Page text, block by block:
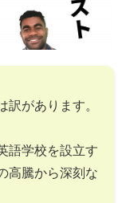
訳があります。
語学校を設立す
高騰から深刻な